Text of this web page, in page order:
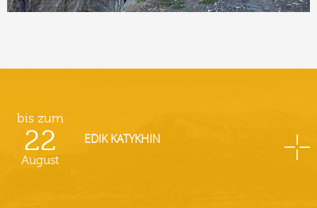
bis zum
22
August
EDIK KATYKHIN